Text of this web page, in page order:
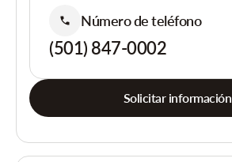
Número de teléfono
(501) 847-0002
Solicitar información